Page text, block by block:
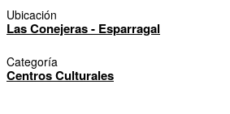
Ubicación
Las Conejeras - Esparragal
Categoría
Centros Culturales